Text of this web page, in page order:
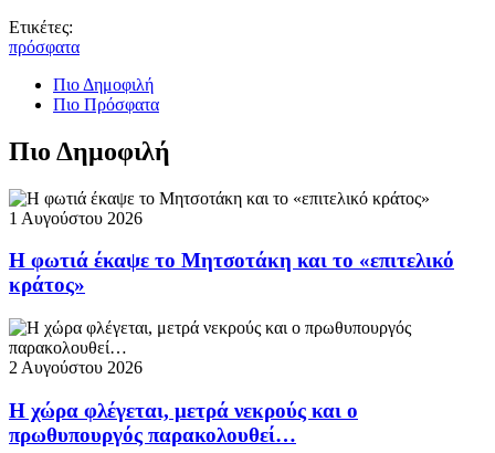
Ετικέτες:
πρόσφατα
Πιο Δημοφιλή
Πιο Πρόσφατα
Πιο Δημοφιλή
1 Αυγούστου 2026
Η φωτιά έκαψε το Μητσοτάκη και το «επιτελικό
κράτος»
2 Αυγούστου 2026
Η χώρα φλέγεται, μετρά νεκρούς και ο
πρωθυπουργός παρακολουθεί…